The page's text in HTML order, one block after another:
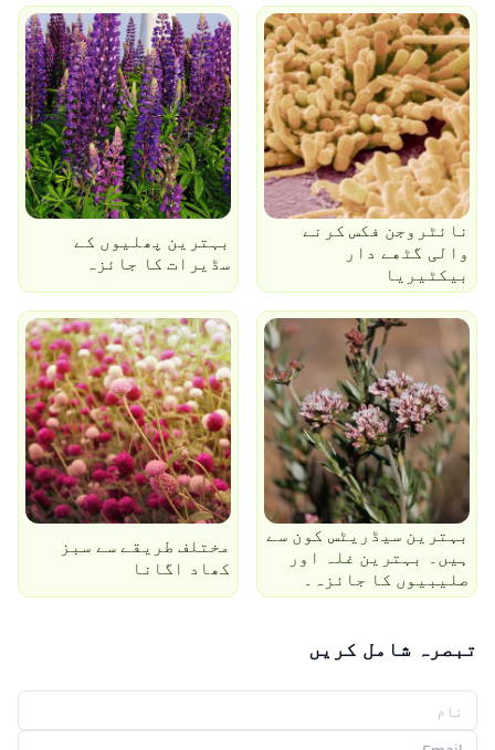
نائٹروجن فکس کرنے
والی گٹھے دار
بیکٹیریا
بہترین پھلیوں کے
سڈیرات کا جائزہ
بہترین سیڈریٹس کون سے
ہیں۔ بہترین غلہ اور
صلیبیوں کا جائزہ۔
مختلف طریقے سے سبز
کھاد اگانا
تبصرہ شامل کریں
آپ کا نام
آپ کا ای میل